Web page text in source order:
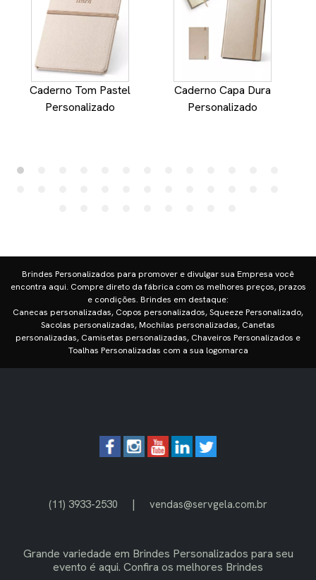
Caderno Tom Pastel
Personalizado
Caderno Capa Dura
Personalizado
Brindes Personalizados para promover e divulgar sua Empresa você
encontra aqui. Compre direto da fábrica com os melhores preços, prazos
e condições. Brindes em destaque:
Canecas personalizadas, Copos personalizados, Squeeze Personalizado,
Sacolas personalizadas, Mochilas personalizadas, Canetas
personalizadas, Camisetas personalizadas, Chaveiros Personalizados e
Toalhas Personalizadas com a sua logomarca
(11) 3933-2530 | vendas@servgela.com.br
Grande variedade em Brindes Personalizados para seu
evento é aqui. Confira os melhores Brindes